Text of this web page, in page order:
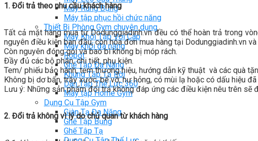
Máy Rung Bụng
Máy tập phục hồi chức năng
Thiết Bị Phòng Gym chuyên dụng
Máy Khối Tập Với Cáp
Máy khối đa năng
Robot
Ghế Tập Đa Năng
Khung Tập Tạ Rời
Dàn Tập Thể Lực 360
Máy tập Home Gym
Dụng Cụ Tập Gym
Giàn Tạ Đa Năng
Ghế Tập Bụng
Ghế Tập Tạ
1. Đổi trả theo nhu cầu khách hàng
Tất cả mặt hàng mua từ Dodunggiadinh.vn đều có thể hoàn trả trong
nguyên điều kiện ban đầu, còn hóa đơn mua hàng tại Dodunggiadinh.vn
Còn nguyên đóng gói và bao bì không bị móp rách.
Đầy đủ các bộ phận, chi tiết, phụ kiện.
Tem/ phiếu bảo hành, tem thương hiệu, hướng dẫn kỹ thuật và các quà
Không bị dơ bẩn, trầy xước, bể vỡ, hư hỏng, có mùi lạ hoặc có dấu hiệu
Lưu ý: Những sản phẩm đổi trả không đáp ứng các điều kiện nêu trên
2. Đổi trả không vì lý do chủ quan từ khách hàng